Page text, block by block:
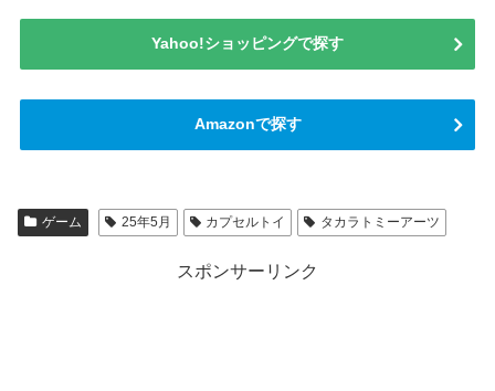
Yahoo!ショッピングで探す
Amazonで探す
ゲーム 25年5月 カプセルトイ タカラトミーアーツ
スポンサーリンク